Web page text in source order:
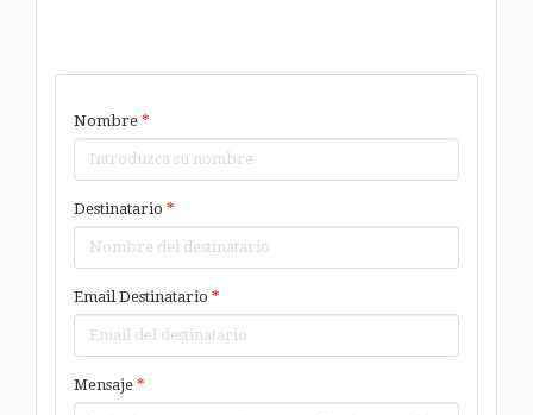
Nombre *
Destinatario *
Email Destinatario *
Mensaje *